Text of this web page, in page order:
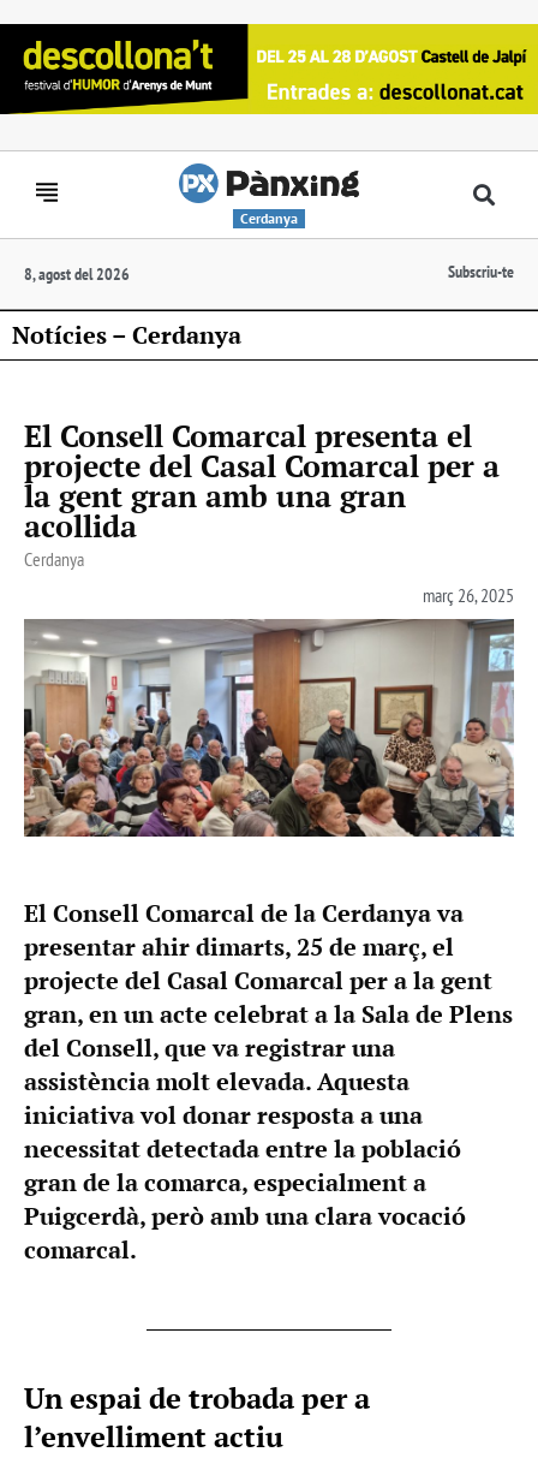
Cerdanya
8, agost del 2026 Subscriu-te
Notícies – Cerdanya
El Consell Comarcal presenta el
projecte del Casal Comarcal per a
la gent gran amb una gran
acollida
Cerdanya
març 26, 2025
El Consell Comarcal de la Cerdanya va
presentar ahir dimarts, 25 de març, el
projecte del Casal Comarcal per a la gent
gran, en un acte celebrat a la Sala de Plens
del Consell, que va registrar una
assistència molt elevada. Aquesta
iniciativa vol donar resposta a una
necessitat detectada entre la població
gran de la comarca, especialment a
Puigcerdà, però amb una clara vocació
comarcal.
Un espai de trobada per a
l’envelliment actiu